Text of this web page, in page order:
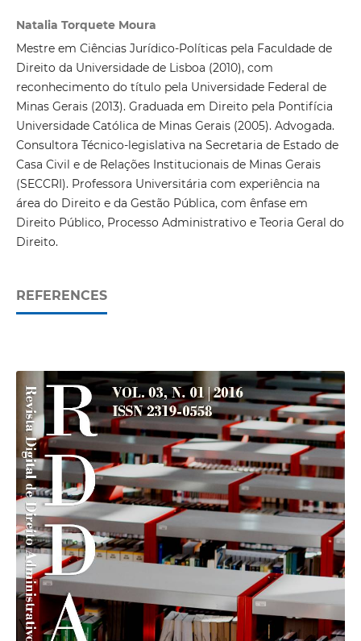
Natalia Torquete Moura
Mestre em Ciências Jurídico-Políticas pela Faculdade de
Direito da Universidade de Lisboa (2010), com
reconhecimento do título pela Universidade Federal de
Minas Gerais (2013). Graduada em Direito pela Pontifícia
Universidade Católica de Minas Gerais (2005). Advogada.
Consultora Técnico-legislativa na Secretaria de Estado de
Casa Civil e de Relações Institucionais de Minas Gerais
(SECCRI). Professora Universitária com experiência na
área do Direito e da Gestão Pública, com ênfase em
Direito Público, Processo Administrativo e Teoria Geral do
Direito.
REFERENCES